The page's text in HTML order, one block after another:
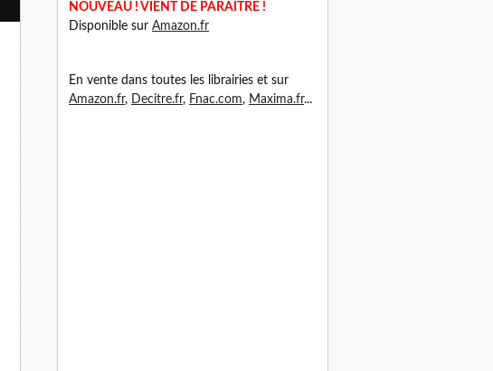
NOUVEAU ! VIENT DE PARAITRE !
Disponible sur Amazon.fr
En vente dans toutes les librairies et sur
Amazon.fr, Decitre.fr, Fnac.com, Maxima.fr...